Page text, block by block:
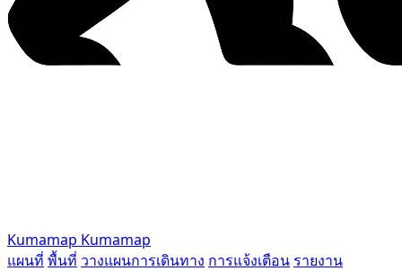
Kumamap Kumamap
แผนที่ พื้นที่ วางแผนการเดินทาง การแจ้งเตือน รายงาน